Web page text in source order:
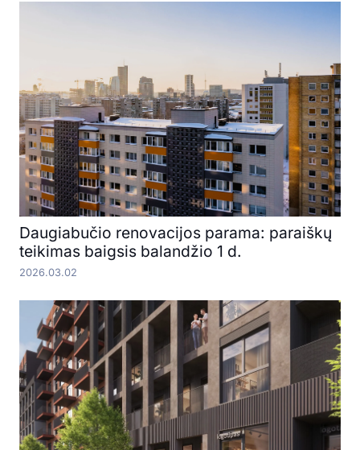
Daugiabučio renovacijos parama: paraiškų
teikimas baigsis balandžio 1 d.
2026.03.02